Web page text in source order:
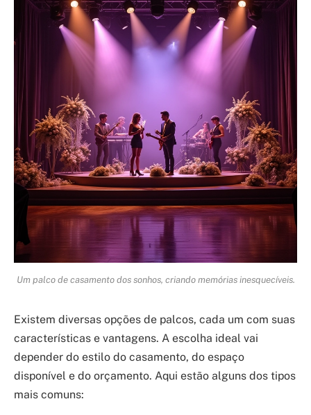
Um palco de casamento dos sonhos, criando memórias inesquecíveis.
Existem diversas opções de palcos, cada um com suas
características e vantagens. A escolha ideal vai
depender do estilo do casamento, do espaço
disponível e do orçamento. Aqui estão alguns dos tipos
mais comuns: